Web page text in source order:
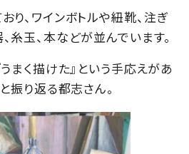
り、ワインボトルや紐靴、注ぎ
糸玉、本などが並んでいます。
まく描けた』という手応えがあ
振り返る都志さん。